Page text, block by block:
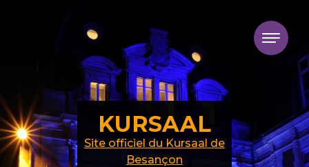
KURSAAL
Site officiel du Kursaal de
Besançon